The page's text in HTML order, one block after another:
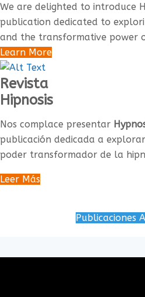
We are delighted to introduce
publication dedicated to
and the transformative power
Learn More
Revista
Hipnosis
Nos complace presentar
publicación dedicada a
poder transformador de la
Leer Más
Publicaciones